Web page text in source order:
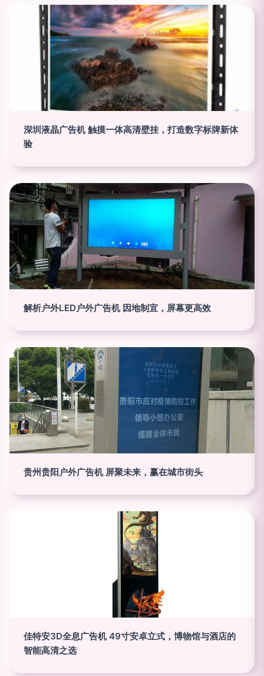
深圳液晶广告机 触摸一体高清壁挂，打造数字标牌新体
验
解析户外LED户外广告机 因地制宜，屏幕更高效
贵州贵阳户外广告机 屏聚未来，赢在城市街头
佳特安3D全息广告机 49寸安卓立式，博物馆与酒店的
智能高清之选